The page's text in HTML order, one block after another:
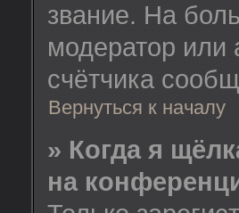
звание. На
модератор или
счётчика
Вернуться к началу
» Когда я
на